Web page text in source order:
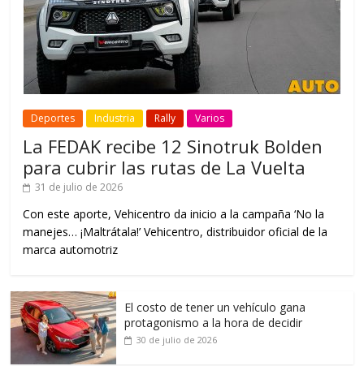
Deportes Industria Rally Varios
La FEDAK recibe 12 Sinotruk Bolden
para cubrir las rutas de La Vuelta
31 de julio de 2026
Con este aporte, Vehicentro da inicio a la campaña ‘No la
manejes… ¡Maltrátala!’ Vehicentro, distribuidor oficial de la
marca automotriz
El costo de tener un vehículo gana
protagonismo a la hora de decidir
30 de julio de 2026